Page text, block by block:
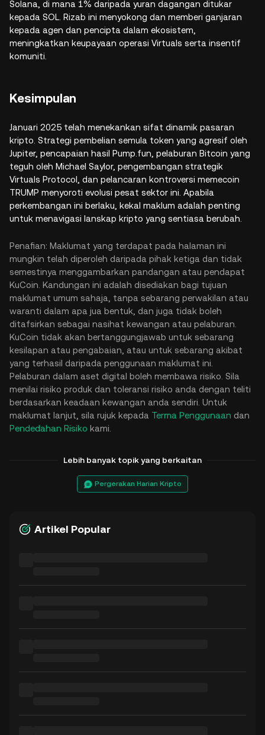
Solana, di mana 1% daripada yuran dagangan ditukar
kepada SOL. Rizab ini menyokong dan memberi ganjaran
kepada agen dan pencipta dalam ekosistem,
meningkatkan keupayaan operasi Virtuals serta insentif
komuniti.
Kesimpulan
Januari 2025 telah menekankan sifat dinamik pasaran
kripto. Strategi pembelian semula token yang agresif oleh
Jupiter, pencapaian hasil Pump.fun, pelaburan Bitcoin yang
teguh oleh Michael Saylor, pengembangan strategik
Virtuals Protocol, dan pelancaran kontroversi memecoin
TRUMP menyoroti evolusi pesat sektor ini. Apabila
perkembangan ini berlaku, kekal maklum adalah penting
untuk menavigasi lanskap kripto yang sentiasa berubah.
Penafian: Maklumat yang terdapat pada halaman ini
mungkin telah diperoleh daripada pihak ketiga dan tidak
semestinya menggambarkan pandangan atau pendapat
KuCoin. Kandungan ini adalah disediakan bagi tujuan
maklumat umum sahaja, tanpa sebarang perwakilan atau
waranti dalam apa jua bentuk, dan juga tidak boleh
ditafsirkan sebagai nasihat kewangan atau pelaburan.
KuCoin tidak akan bertanggungjawab untuk sebarang
kesilapan atau pengabaian, atau untuk sebarang akibat
yang terhasil daripada penggunaan maklumat ini.
Pelaburan dalam aset digital boleh membawa risiko. Sila
menilai risiko produk dan toleransi risiko anda dengan teliti
berdasarkan keadaan kewangan anda sendiri. Untuk
maklumat lanjut, sila rujuk kepada Terma Penggunaan dan
Pendedahan Risiko kami.
Lebih banyak topik yang berkaitan
Pergerakan Harian Kripto
Artikel Popular